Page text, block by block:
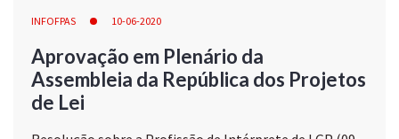
INFOFPAS 10-06-2020
Aprovação em Plenário da
Assembleia da República dos Projetos
de Lei